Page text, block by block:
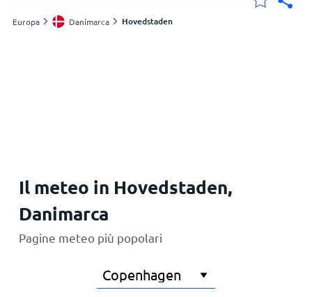
Svizzera
Europa Danimarca Hovedstaden
Il meteo in Hovedstaden,
Danimarca
Pagine meteo più popolari